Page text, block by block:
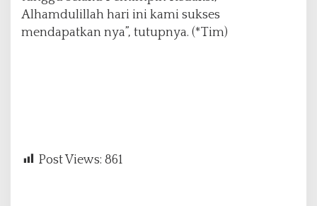
Alhamdulillah hari ini kami sukses
mendapatkan nya”, tutupnya. (*Tim)
Post Views: 861